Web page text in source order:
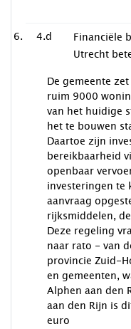
4.d
Financiële
Utrecht
De gemeente
ruim 9000
van het huidige
het te bouwen
Daartoe zijn
bereikbaarheid
openbaar
investeringen te
aanvraag
rijksmiddelen,
Deze regeling
naar rato - van
provincie Zuid-
en gemeenten,
Alphen aan den
aan den Rijn is
euro